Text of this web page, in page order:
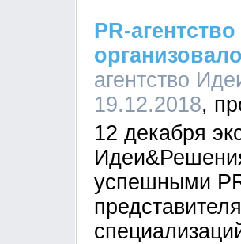
PR-
агентство
19.12.2018
12 декабря
успешными